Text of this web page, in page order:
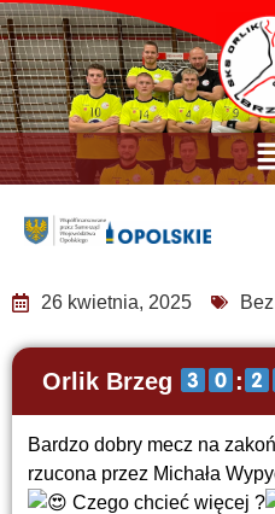
26 kwietnia, 2025
Orlik Brzeg :
Bardzo dobry mecz na
rzucona przez Michała
Czego chcieć więcej ?